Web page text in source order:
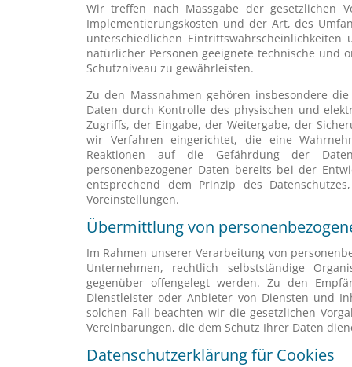
Wir treffen nach Massgabe der gesetzlichen
Implementierungskosten und der Art, des
unterschiedlichen
natürlicher Personen geeignete technische und
Schutzniveau zu gewährleisten.
Zu den Massnahmen gehören insbesondere
Daten durch Kontrolle des physischen und
Zugriffs, der Eingabe, der Weitergabe, der
wir Verfahren eingerichtet, die eine
Reaktionen auf die Gefährdung der
personenbezogener Daten bereits bei der
entsprechend dem Prinzip des
Voreinstellungen.
Übermittlung von
Im Rahmen unserer Verarbeitung von
Unternehmen, rechtlich selbstständige
gegenüber offengelegt werden. Zu den
Dienstleister oder Anbieter von Diensten und
solchen Fall beachten wir die gesetzlichen
Vereinbarungen, die dem Schutz Ihrer Daten
Datenschutzerklärung für Cookies